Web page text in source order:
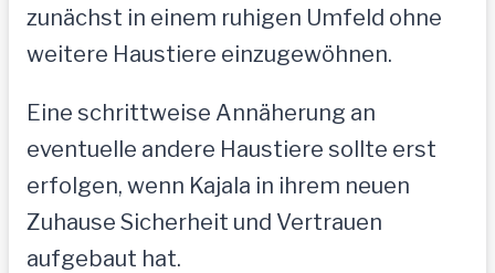
zunächst in einem ruhigen Umfeld ohne
weitere Haustiere einzugewöhnen.
Eine schrittweise Annäherung an
eventuelle andere Haustiere sollte erst
erfolgen, wenn Kajala in ihrem neuen
Zuhause Sicherheit und Vertrauen
aufgebaut hat.